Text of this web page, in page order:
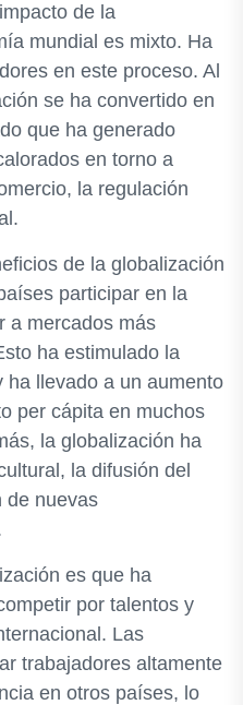
de la
mundial es mixto. Ha
en este proceso. Al
se ha convertido en
que ha generado
en torno a
la regulación
de la globalización
participar en la
a mercados más
ha estimulado la
ha llevado a un aumento
per cápita en muchos
la globalización ha
la difusión del
de nuevas
es que ha
por talentos y
Las
trabajadores altamente
en otros países, lo